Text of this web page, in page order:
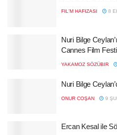
FIL'M HAFIZASI 8
Nuri Bilge
Cannes Film
YAKAMOZ SÖZÜBIR
Nuri Bilge
ONUR COŞAN 9
Ercan Kesal ile